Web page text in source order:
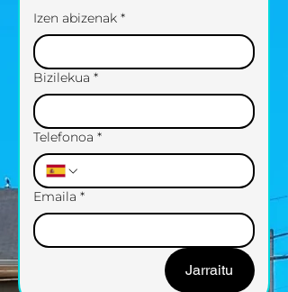
Izen abizenak *
Bizilekua *
Telefonoa *
Emaila *
Jarraitu